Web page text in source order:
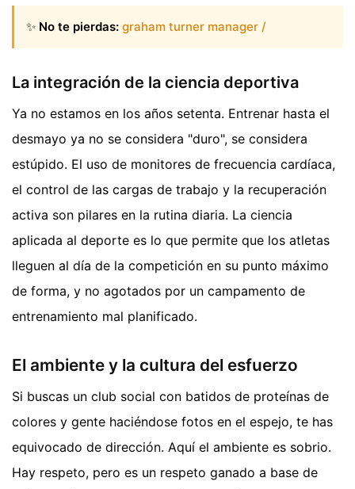
✨ No te pierdas: graham turner manager /
La integración de la ciencia deportiva
Ya no estamos en los años setenta. Entrenar hasta el
desmayo ya no se considera "duro", se considera
estúpido. El uso de monitores de frecuencia cardíaca,
el control de las cargas de trabajo y la recuperación
activa son pilares en la rutina diaria. La ciencia
aplicada al deporte es lo que permite que los atletas
lleguen al día de la competición en su punto máximo
de forma, y no agotados por un campamento de
entrenamiento mal planificado.
El ambiente y la cultura del esfuerzo
Si buscas un club social con batidos de proteínas de
colores y gente haciéndose fotos en el espejo, te has
equivocado de dirección. Aquí el ambiente es sobrio.
Hay respeto, pero es un respeto ganado a base de